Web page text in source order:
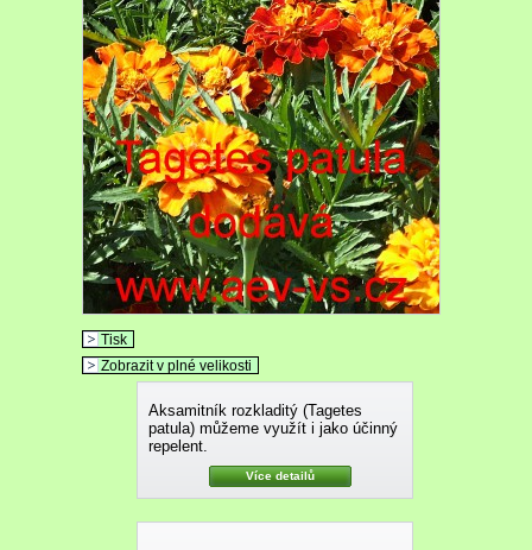
Tisk
Zobrazit v plné velikosti
Aksamitník rozkladitý (Tagetes
patula) můžeme využít i jako účinný
repelent.
Více detailů